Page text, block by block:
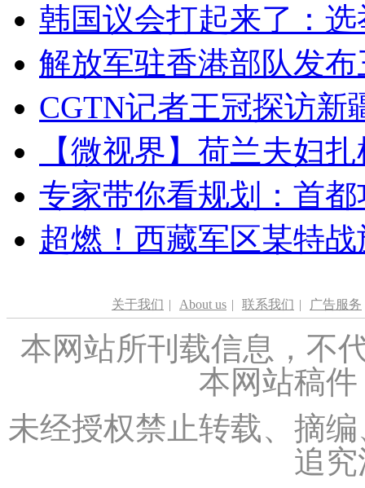
韩国议会打起来了：
解放军驻香港部队发
CGTN记者王冠探访新
【微视界】荷兰夫妇
专家带你看规划：首
超燃！西藏军区某特
关于我们 | About us | 联系我们 | 广告服务
本网站所刊载信息，不
本网站稿
未经授权禁止转载、摘
追